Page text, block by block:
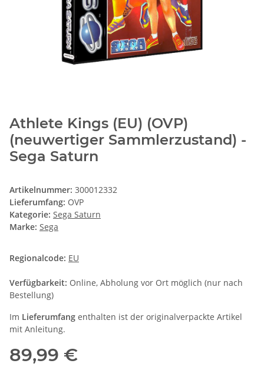
Athlete Kings (EU) (OVP)
(neuwertiger Sammlerzustand) -
Sega Saturn
Artikelnummer: 300012332
Lieferumfang: OVP
Kategorie: Sega Saturn
Marke: Sega
Regionalcode: EU
Verfügbarkeit: Online, Abholung vor Ort möglich (nur nach
Bestellung)
Im Lieferumfang enthalten ist der originalverpackte Artikel
mit Anleitung.
89,99 €